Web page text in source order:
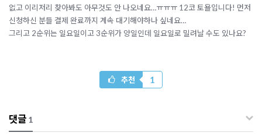
없고 이리저리 찾아봐도 아무것도 안 나오네요…ㅠㅠㅠ 12코 토욜입니다! 먼저
신청하신 분들 결제 완료까지 계속 대기해야하나 싶네요…
그리고 2순위는 일요일이고 3순위가 양일인데 일요일로 밀려날 수도 있나요?
추천 1
댓글 1